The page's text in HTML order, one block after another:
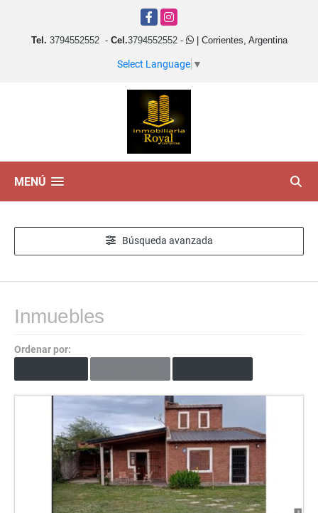
FacebookInstagram
Tel. 3794552552- Cel.3794552552- | Corrientes, Argentina
Select Language ▼
MENÚ
Búsqueda avanzada
Inmuebles
Ordenar por: